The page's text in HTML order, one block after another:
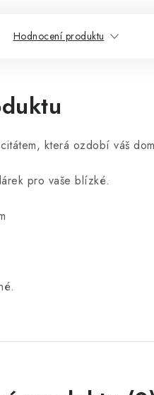
Hodnocení produktu
která ozdobí váš
pro vaše blízké.